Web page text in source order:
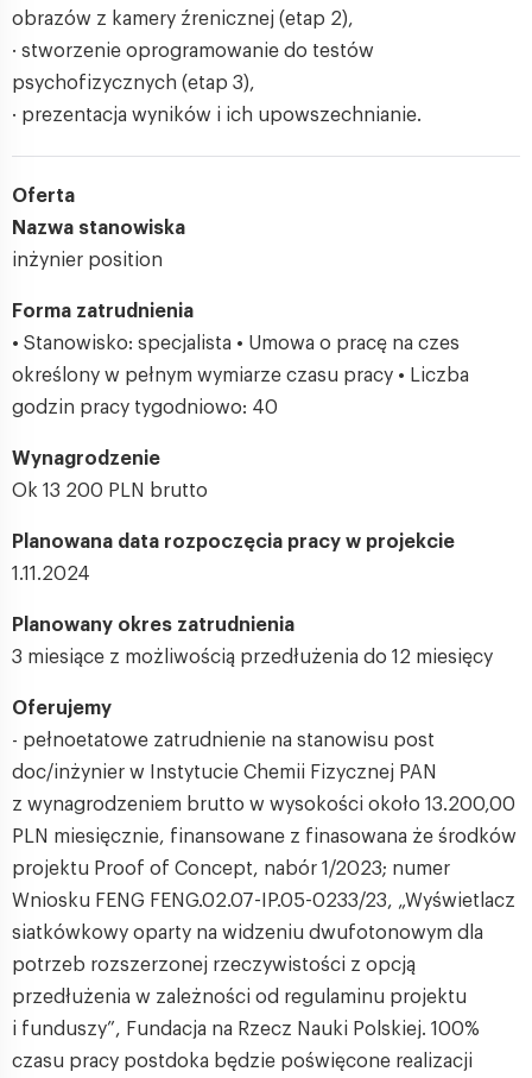
obrazów z kamery źrenicznej (etap 2),
· stworzenie oprogramowanie do testów
psychofizycznych (etap 3),
· prezentacja wyników i ich upowszechnianie.
Oferta
Nazwa stanowiska
inżynier position
Forma zatrudnienia
• Stanowisko: specjalista • Umowa o pracę na czes
określony w pełnym wymiarze czasu pracy • Liczba
godzin pracy tygodniowo: 40
Wynagrodzenie
Ok 13 200 PLN brutto
Planowana data rozpoczęcia pracy w projekcie
1.11.2024
Planowany okres zatrudnienia
3 miesiące z możliwością przedłużenia do 12 miesięcy
Oferujemy
- pełnoetatowe zatrudnienie na stanowisu post
doc/inżynier w Instytucie Chemii Fizycznej PAN
z wynagrodzeniem brutto w wysokości około 13.200,00
PLN miesięcznie, finansowane z finasowana że środków
projektu Proof of Concept, nabór 1/2023; numer
Wniosku FENG FENG.02.07-IP.05-0233/23, „Wyświetlacz
siatkówkowy oparty na widzeniu dwufotonowym dla
potrzeb rozszerzonej rzeczywistości z opcją
przedłużenia w zależności od regulaminu projektu
i funduszy”, Fundacja na Rzecz Nauki Polskiej. 100%
czasu pracy postdoka będzie poświęcone realizacji